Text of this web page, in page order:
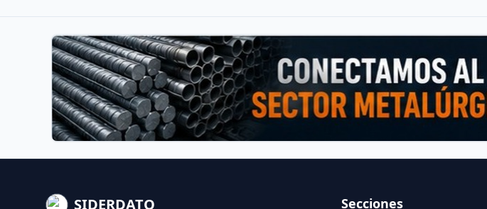
SIDERDATO Secciones